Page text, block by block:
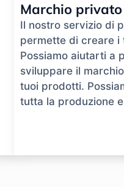
Marchio privato
Il nostro servizio di
permette di creare i
Possiamo aiutarti a
sviluppare il
tuoi prodotti.
tutta la produzione